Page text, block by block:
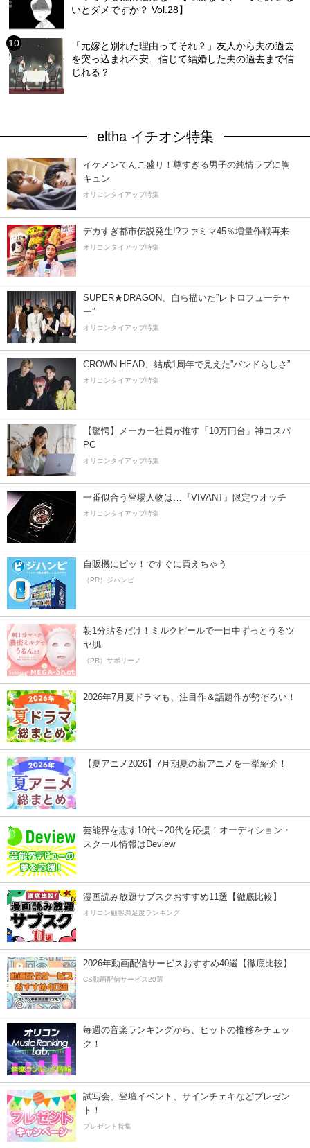
いとダメですか？ Vol.28】
「元嫁と別れた理由ってそれ？」友人から夫の過去
を突っ込まれ不安…信じて結婚した夫の過去まで信
じれる？
eltha イチオシ特集
イケメンてんこ盛り！尊すぎる男子の純情ラブに胸
キュン
オリコンタイアップ特集
デカすぎ都市伝説発生!?ファミマ45％増量作戦再来
オリコンタイアップ特集
SUPER★DRAGON、自ら描いた”レトロフューチャ
ー”
オリコンタイアップ特集
CROWN HEAD、結成1周年で見えた”バンドらしさ”
オリコンタイアップ特集
【驚愕】メーカー社員が推す「10万円台」神コスパ
PC
オリコンタイアップ特集
一番似合う登場人物は…『VIVANT』限定ウオッチ
オリコンタイアップ特集
自販機にピッ！ですぐに買えちゃう
（PR）ジハンピ
朝1分貼るだけ！ミルクピールで一日中ずっとうるツ
ヤ肌
（PR）サボリーノ
2026年7月夏ドラマも、注目作＆話題作が勢ぞろい！
【夏アニメ2026】7月期夏の新アニメを一挙紹介！
芸能界を志す10代～20代を応援！オーディション・
スクール情報はDeview
漫画読み放題サブスクおすすめ11選【徹底比較】
オリコン顧客満足度ランキング
2026年動画配信サービスおすすめ40選【徹底比較】
CS動画配信サービス20選
毎週の音楽ランキングから、ヒットの推移をチェッ
ク！
試写会、登壇イベント、サインチェキなどプレゼン
ト！
プレゼント特集